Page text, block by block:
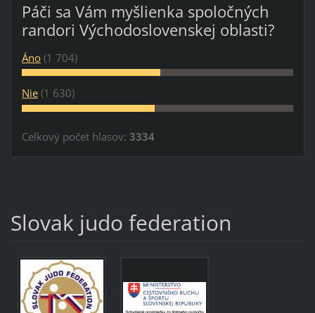
Páči sa Vám myšlienka spoločných
randori Východoslovenskej oblasti?
Áno (1 704)
Nie (1 630)
Celkový počet hlasov: 3334
Slovak judo federation